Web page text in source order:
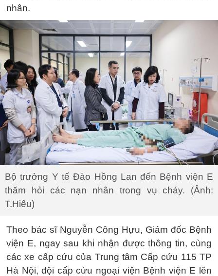
nhân.
Bộ trưởng Y tế Đào Hồng Lan đến Bệnh viện E
thăm hỏi các nạn nhân trong vụ cháy. (Ảnh:
T.Hiếu)
Theo bác sĩ Nguyễn Công Hựu, Giám đốc Bệnh
viện E, ngay sau khi nhận được thông tin, cùng
các xe cấp cứu của Trung tâm Cấp cứu 115 TP
Hà Nội, đội cấp cứu ngoại viện Bệnh viện E lên